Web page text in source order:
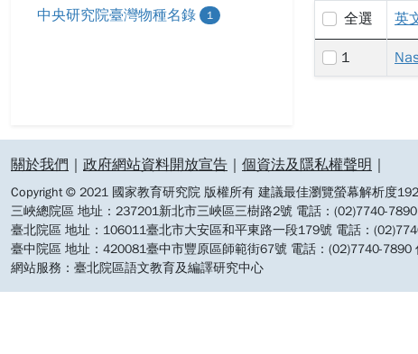
中央研究院臺灣物種名錄 1 全選 英
1
:::關於我們 政府網站資料開放宣告 個資法及隱私權聲明
Copyright © 2021 國家教育研究院 版權所有 建議最佳瀏覽螢幕解析度
三峽總院區 地址：237201新北市三峽區三樹路2號 電話：(02)7740-
臺北院區 地址：106011臺北市大安區和平東路一段179號 電話：
臺中院區 地址：420081臺中市豐原區師範街67號 電話：(02)7740-7890
網站服務：臺北院區語文教育及編譯研究中心